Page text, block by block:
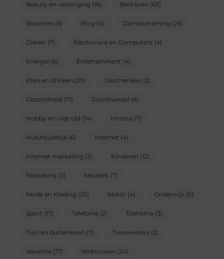
Beauty en verzorging (16) Bedrijven (63)
Bloemen (6) Blog (4) Dienstverlening (26)
Dieren (7) Electronica en Computers(4)
Energie(5) Entertainment (4)
Eten en drinken (25) Geschenken (2)
Gezondheid (17) Groothandel (8)
Hobby en vrije tijd (14) Horeca (7)
Huishoudelijk(6) Internet (4)
Internet marketing (3) Kinderen (12)
Marketing (3) Meubels(7)
Mode en Kleding (25) Motor (4) Onderwijs(5)
Sport (17) Telefonie(2) Toerisme(3)
Tuin en buitenleven (7) Tweewielers(2)
Vakantie(17) Verbouwen (24)